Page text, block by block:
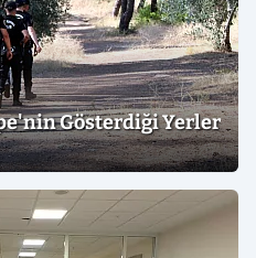
Gösterdiği Yerler